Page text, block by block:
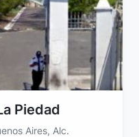
Piedad
Aires, Alc.